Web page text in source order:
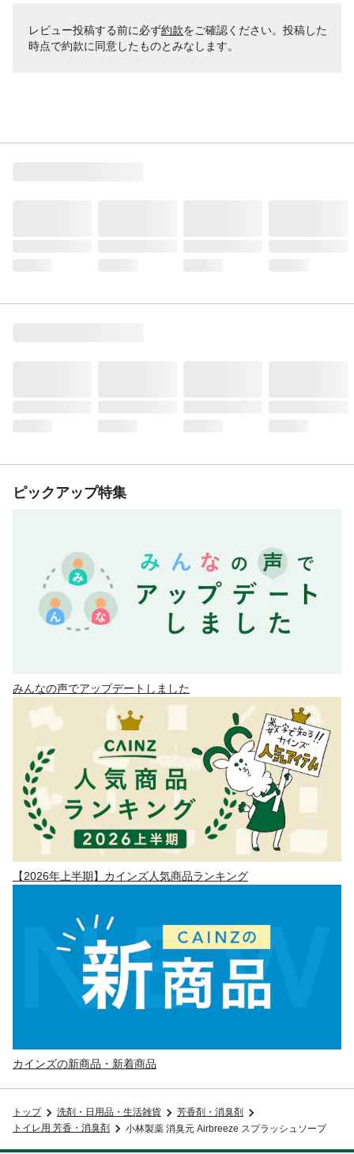
レビュー投稿する前に必ず約款をご確認ください。投稿した
時点で約款に同意したものとみなします。
ピックアップ特集
みんなの声でアップデートしました
【2026年上半期】カインズ人気商品ランキング
カインズの新商品・新着商品
トップ 洗剤・日用品・生活雑貨
芳香剤・消臭剤
トイレ用 芳香・消臭剤
小林製薬 消臭元 Airbreeze スプラッシュソープ